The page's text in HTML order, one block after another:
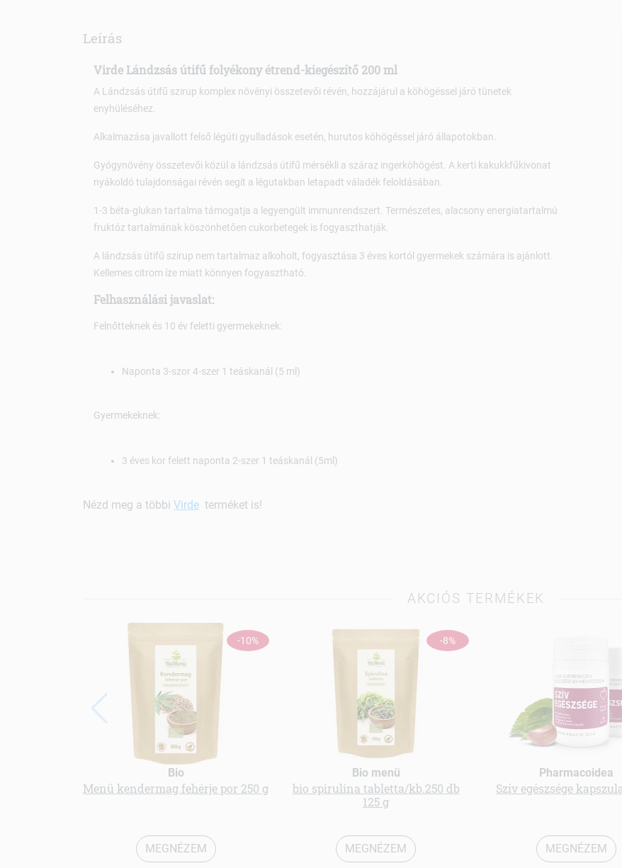
Leírás
Virde Lándzsás útifű folyékony étrend-kiegészítő 200 ml
A Lándzsás útifű szirup komplex növényi összetevői révén, hozzájárul a köhögéssel járó tünetek
enyhüléséhez.
Alkalmazása javallott felső légúti gyulladások esetén, hurutos köhögéssel járó állapotokban.
Gyógynövény összetevői közül a lándzsás útifű mérsékli a száraz ingerköhögést. A kerti kakukkfűkivonat
nyákoldó tulajdonságai révén segít a légutakban letapadt váladék feloldásában.
1-3 béta-glukan tartalma támogatja a legyengült immunrendszert. Természetes, alacsony energiatartalmú
fruktóz tartalmának köszönhetően cukorbetegek is fogyaszthatják.
A lándzsás útifű szirup nem tartalmaz alkoholt, fogyasztása 3 éves kortól gyermekek számára is ajánlott.
Kellemes citrom íze miatt könnyen fogyasztható.
Felhasználási javaslat:
Felnőtteknek és 10 év feletti gyermekeknek:
Naponta 3-szor 4-szer 1 teáskanál (5 ml)
Gyermekeknek:
3 éves kor felett naponta 2-szer 1 teáskanál (5ml)
Nézd meg a többi Virde terméket is!
AKCIÓS TERMÉKEK
-10%
Bio
Menü kendermag fehérje por 250 g
MEGNÉZEM
-8%
Bio menü
bio spirulina tabletta/kb.250 db
125 g
MEGNÉZEM
Pharmacoidea
Szív egészsége
MEGNÉZEM